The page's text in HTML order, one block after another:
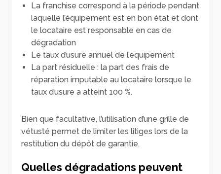
La franchise correspond à la période pendant
laquelle l’équipement est en bon état et dont
le locataire est responsable en cas de
dégradation
Le taux d’usure annuel de l’équipement
La part résiduelle : la part des frais de
réparation imputable au locataire lorsque le
taux d’usure a atteint 100 %.
Bien que facultative, l’utilisation d’une grille de
vétusté permet de limiter les litiges lors de la
restitution du dépôt de garantie.
Quelles dégradations peuvent